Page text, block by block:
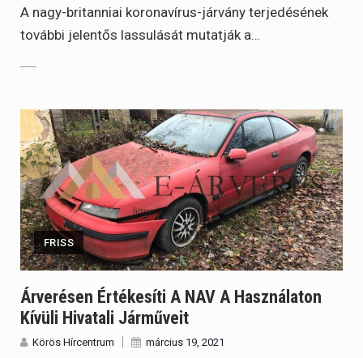
A nagy-britanniai koronavírus-járvány terjedésének
további jelentős lassulását mutatják a…
FRISS
Árverésen Értékesíti A NAV A Használaton
Kívüli Hivatali Járműveit
Körös Hírcentrum március 19, 2021